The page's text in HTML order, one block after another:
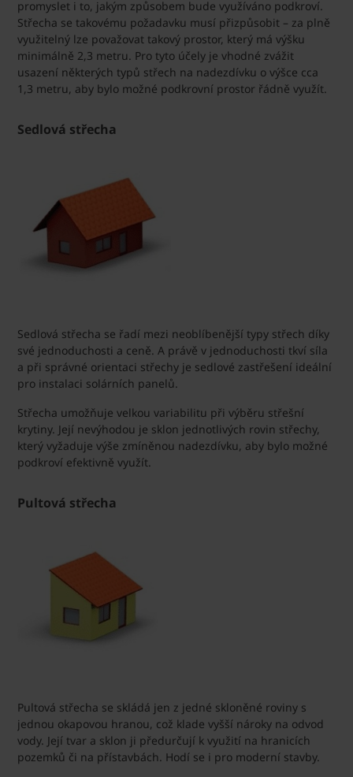
promyslet i to, jakým způsobem bude využíváno podkroví.
Střecha se takovému požadavku musí přizpůsobit – za plně
využitelný lze považovat takový prostor, který má výšku
minimálně 2,3 metru. Pro tyto účely je vhodné zvážit
usazení některých typů střech na nadezdívku o výšce cca
1,3 metru, aby bylo možné podkrovní prostor řádně využít.
Sedlová střecha
Sedlová střecha se řadí mezi neoblíbenější typy střech díky
své jednoduchosti a ceně. A právě v jednoduchosti tkví síla
a při správné orientaci střechy je sedlové zastřešení ideální
pro instalaci solárních panelů.
Střecha umožňuje velkou variabilitu při výběru střešní
krytiny. Její nevýhodou je sklon jednotlivých rovin střechy,
který vyžaduje výše zmíněnou nadezdívku, aby bylo možné
podkroví efektivně využít.
Pultová střecha
Pultová střecha se skládá jen z jedné skloněné roviny s
jednou okapovou hranou, což klade vyšší nároky na odvod
vody. Její tvar a sklon ji předurčují k využití na hranicích
pozemků či na přístavbách. Hodí se i pro moderní stavby.